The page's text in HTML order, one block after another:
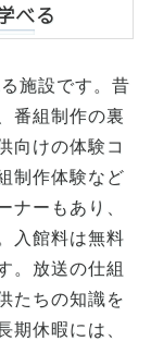
べる
施設です。昔
番組制作の裏
向けの体験コ
制作体験など
ナーもあり、
入館料は無料
。放送の仕組
たちの知識を
期休暇には、